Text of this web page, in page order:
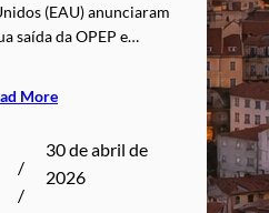
(EAU) anunciaram
saída da OPEP e…
More
/
/
30 de abril de
2026